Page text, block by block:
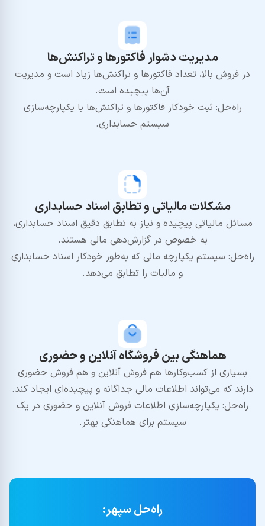
مدیریت دشوار فاکتورها و تراکنش‌ها
در فروش بالا، تعداد فاکتورها و تراکنش‌ها زیاد است و مدیریت
آن‌ها پیچیده است.
راه‌حل: ثبت خودکار فاکتورها و تراکنش‌ها با یکپارچه‌سازی
سیستم حسابداری.
مشکلات مالیاتی و تطابق اسناد حسابداری
مسائل مالیاتی پیچیده و نیاز به تطابق دقیق اسناد حسابداری،
به خصوص در گزارش‌دهی مالی هستند.
راه‌حل: سیستم یکپارچه مالی که به‌طور خودکار اسناد حسابداری
و مالیات را تطابق می‌دهد.
هماهنگی بین فروشگاه آنلاین و حضوری
بسیاری از کسب‌وکارها هم فروش آنلاین و هم فروش حضوری
دارند که می‌تواند اطلاعات مالی جداگانه و پیچیده‌ای ایجاد کند.
راه‌حل: یکپارچه‌سازی اطلاعات فروش آنلاین و حضوری در یک
سیستم برای هماهنگی بهتر.
راه‌حل سپهر: